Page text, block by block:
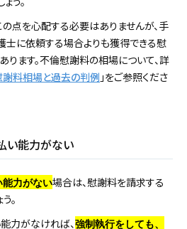
点を心配する必要はありませんが、手
士に依頼する場合よりも獲得できる慰
ます。不倫慰謝料の相場について、詳
謝料相場と過去の判例 」をご参照くださ
い能力がない
能力がない場合は、慰謝料を請求する
。
力がなければ、強制執行をしても、